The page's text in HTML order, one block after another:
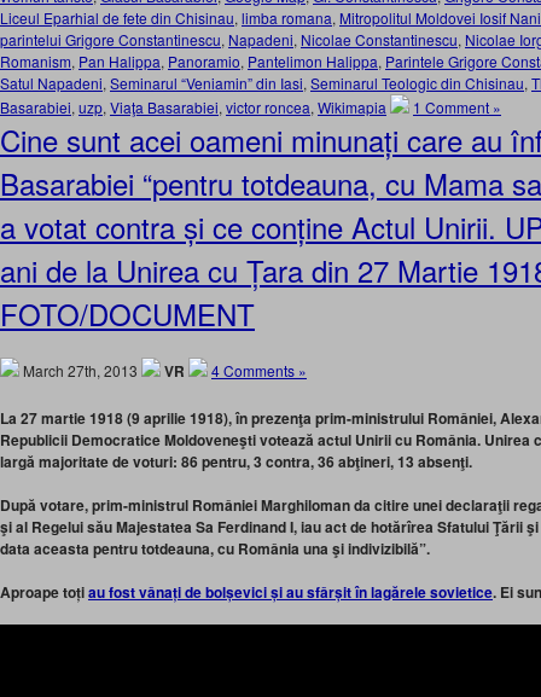
Liceul Eparhial de fete din Chisinau, limba romana, Mitropolitul Moldovei Iosif
parintelui Grigore Constantinescu, Napadeni, Nicolae Constantinescu, Nicolae
Romanism, Pan Halippa, Panoramio, Pantelimon Halippa, Parintele Grigore
Satul Napadeni, Seminarul “Veniamin” din Iasi, Seminarul Teologic din Chisinau,
Basarabiei, uzp, Viaţa Basarabiei, victor roncea, Wikimapia 1 Comment »
Cine sunt acei oameni minunați care au
Basarabiei “pentru totdeauna, cu Mama
a votat contra și ce conține Actul Unirii.
ani de la Unirea cu Țara din 27 Martie
FOTO/DOCUMENT
March 27th, 2013 VR 4 Comments »
La 27 martie 1918 (9 aprilie 1918), în prezenţa prim-ministrului României,
Republicii Democratice Moldoveneşti votează actul Unirii cu România. Unirea
largă majoritate de voturi: 86 pentru, 3 contra, 36 abţineri, 13 absenţi.
După votare, prim-ministrul României Marghiloman da citire unei declaraţii
şi al Regelui său Majestatea Sa Ferdinand I, iau act de hotărîrea Sfatului Ţării
data aceasta pentru totdeauna, cu România una şi indivizibilă”.
Aproape toțiau fost vânați de bolșevici și au sfârșit în lagărele sovietice. Ei